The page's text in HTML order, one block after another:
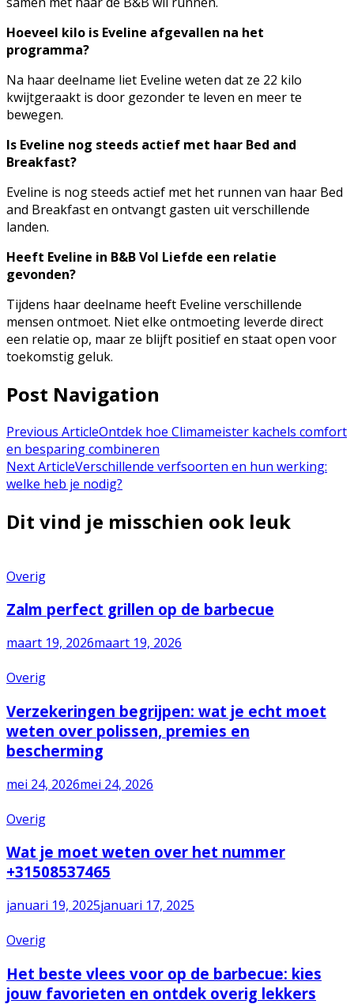
Hoeveel kilo is Eveline afgevallen na het
programma?
Na haar deelname liet Eveline weten dat ze 22 kilo
kwijtgeraakt is door gezonder te leven en meer te
bewegen.
Is Eveline nog steeds actief met haar Bed and
Breakfast?
Eveline is nog steeds actief met het runnen van haar Bed
and Breakfast en ontvangt gasten uit verschillende
landen.
Heeft Eveline in B&B Vol Liefde een relatie
gevonden?
Tijdens haar deelname heeft Eveline verschillende
mensen ontmoet. Niet elke ontmoeting leverde direct
een relatie op, maar ze blijft positief en staat open voor
toekomstig geluk.
Post Navigation
Previous ArticleOntdek hoe Climameister kachels comfort
en besparing combineren
Next ArticleVerschillende verfsoorten en hun werking:
welke heb je nodig?
Dit vind je misschien ook leuk
Overig
Zalm perfect grillen op de barbecue
maart 19, 2026maart 19, 2026
Overig
Verzekeringen begrijpen: wat je echt moet
weten over polissen, premies en
bescherming
mei 24, 2026mei 24, 2026
Overig
Wat je moet weten over het nummer
+31508537465
januari 19, 2025januari 17, 2025
Overig
Het beste vlees voor op de barbecue: kies
jouw favorieten en ontdek overig lekkers